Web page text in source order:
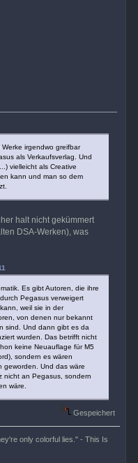
irgendwo greifbar
als Verkaufsverlag. Und
vielleicht als Creative
kann und man so dem
halt nicht gekümmert
DSA-Werken), was
Es gibt Autoren, die ihre
Pegasus verweigert
weil sie in der
von denen nur bekannt
sind. Und dann gibt es da
wurden. Das betrifft nicht
keine Neuauflage für M5
sondern es wären
geworden. Und das wäre
nicht an Pegasus, sondern
wäre.
Gespeichert
only colorful lies." - This Is